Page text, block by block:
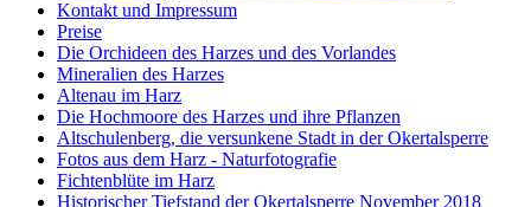
Kontakt und Impressum
Preise
Die Orchideen des Harzes und des Vorlandes
Mineralien des Harzes
Altenau im Harz
Die Hochmoore des Harzes und ihre Pflanzen
Altschulenberg, die versunkene Stadt in der Okertalsperre
Fotos aus dem Harz - Naturfotografie
Fichtenblüte im Harz
Historischer Tiefstand der Okertalsperre November 2018